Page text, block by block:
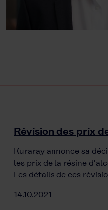
Révision des prix
Kuraray annonce sa
les prix de la résine
Les détails de ces
14.10.2021